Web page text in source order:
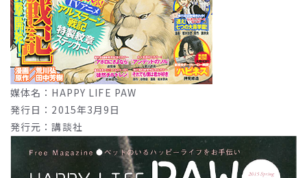
媒体名：HAPPY LIFE PAW
発行日：2015年3月9日
発行元：講談社